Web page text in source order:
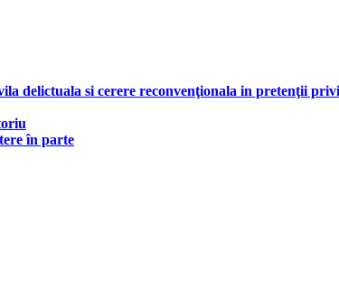
delictuala si cerere reconvenţionala in pretenţii
în parte